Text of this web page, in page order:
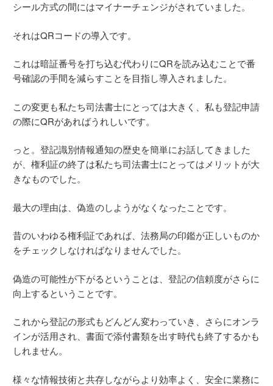
シール方式の間にはマイナーチェンジがされていました。
それはQRコードの導入です。
これは暗証番号を打ち込む代わりにQRを読み込むことで番
号確認の手間を減らすことを目指し導入されました。
この変更も私たち司法書士にとっては大きく、私も登記申請
の際にQRがあればうれしいです。
っと。登記識別情報通知の歴史を簡単にお話してきました
が、権利証の終了は私たち司法書士にとってはメリットが大
きなものでした。
最大の理由は、偽造のしようがなくなったことです。
昔のいわゆる権利証であれば、法務局の印鑑が正しいものか
をチェックしなければなりませんでした。
偽造の可能性が下がるということは、登記の信頼度がさらに
向上するということです。
これから登記の形式もどんどん変わっていき、さらにオンラ
インが活用され、書面で添付書類を出す時代も終了するかも
しれません。
様々な情報技術と共存しながらより効率よく、安全に業務に